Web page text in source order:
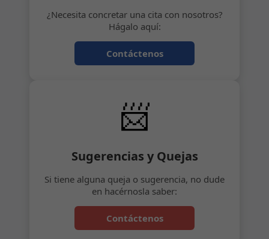
¿Necesita concretar una cita con nosotros?
Hágalo aquí:
Contáctenos
📨
Sugerencias y Quejas
Si tiene alguna queja o sugerencia, no dude
en hacérnosla saber:
Contáctenos